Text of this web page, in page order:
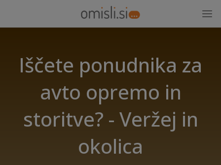
Iščete ponudnika za
avto opremo in
storitve? - Veržej in
okolica